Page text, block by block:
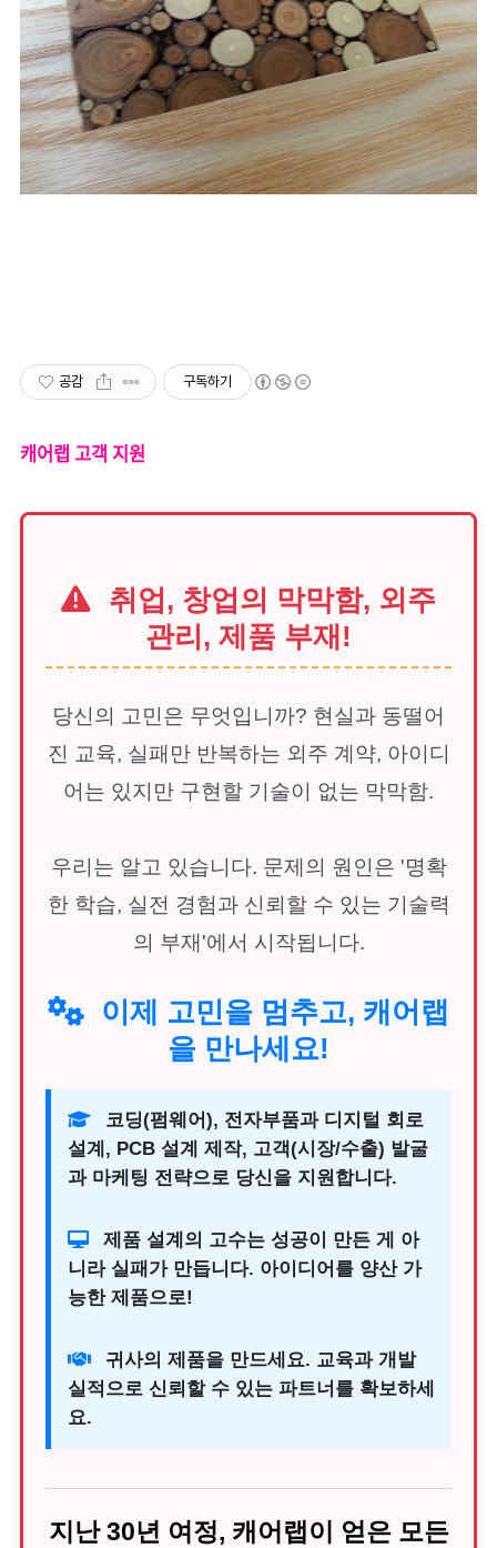
공감 구독하기
캐어랩 고객 지원
취업, 창업의 막막함, 외주
관리, 제품 부재!
당신의 고민은 무엇입니까? 현실과 동떨어
진 교육, 실패만 반복하는 외주 계약, 아이디
어는 있지만 구현할 기술이 없는 막막함.
우리는 알고 있습니다. 문제의 원인은 '명확
한 학습, 실전 경험과 신뢰할 수 있는 기술력
의 부재'에서 시작됩니다.
이제 고민을 멈추고, 캐어랩
을 만나세요!
코딩(펌웨어), 전자부품과 디지털 회로
설계, PCB 설계 제작, 고객(시장/수출) 발굴
과 마케팅 전략으로 당신을 지원합니다.
제품 설계의 고수는 성공이 만든 게 아
니라 실패가 만듭니다. 아이디어를 양산 가
능한 제품으로!
귀사의 제품을 만드세요. 교육과 개발
실적으로 신뢰할 수 있는 파트너를 확보하세
요.
지난 30년 여정, 캐어랩이 얻은 모든